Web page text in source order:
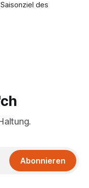
des
Abonnieren